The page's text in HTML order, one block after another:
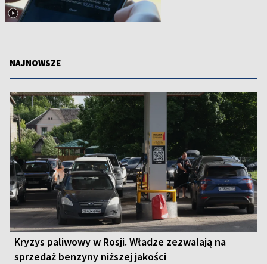
NAJNOWSZE
Kryzys paliwowy w Rosji. Władze zezwalają na
sprzedaż benzyny niższej jakości